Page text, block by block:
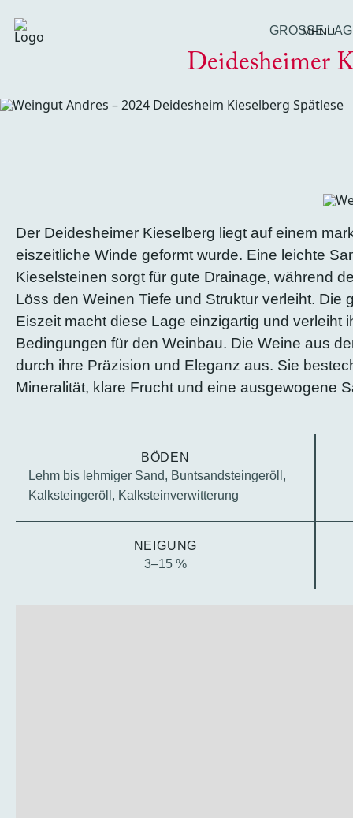
MENU
GROSSE LAGE
Deidesheimer
Der Deidesheimer Kieselberg liegt auf einem
eiszeitliche Winde geformt wurde. Eine leichte
Kieselsteinen sorgt für gute Drainage, während
Löss den Weinen Tiefe und Struktur verleiht. Die
Eiszeit macht diese Lage einzigartig und verleiht
Bedingungen für den Weinbau. Die Weine aus
durch ihre Präzision und Eleganz aus. Sie
Mineralität, klare Frucht und eine ausgewogene
BÖDEN
Lehm bis lehmiger Sand, Buntsandsteingeröll,
Kalksteingeröll, Kalksteinverwitterung
NEIGUNG
3–15 %